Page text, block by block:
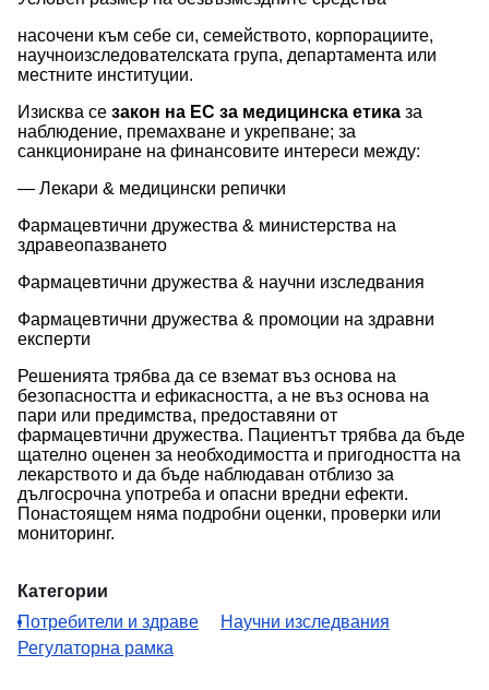
насочени към себе си, семейството, корпорациите,
научноизследователската група, департамента или
местните институции.
Изисква се закон на ЕС за медицинска етика за
наблюдение, премахване и укрепване; за
санкциониране на финансовите интереси между:
— Лекари & медицински репички
Фармацевтични дружества & министерства на
здравеопазването
Фармацевтични дружества & научни изследвания
Фармацевтични дружества & промоции на здравни
експерти
Решенията трябва да се вземат въз основа на
безопасността и ефикасността, а не въз основа на
пари или предимства, предоставяни от
фармацевтични дружества. Пациентът трябва да бъде
щателно оценен за необходимостта и пригодността на
лекарството и да бъде наблюдаван отблизо за
дългосрочна употреба и опасни вредни ефекти.
Понастоящем няма подробни оценки, проверки или
мониторинг.
Категории
Потребители и здраве
Научни изследвания
Регулаторна рамка